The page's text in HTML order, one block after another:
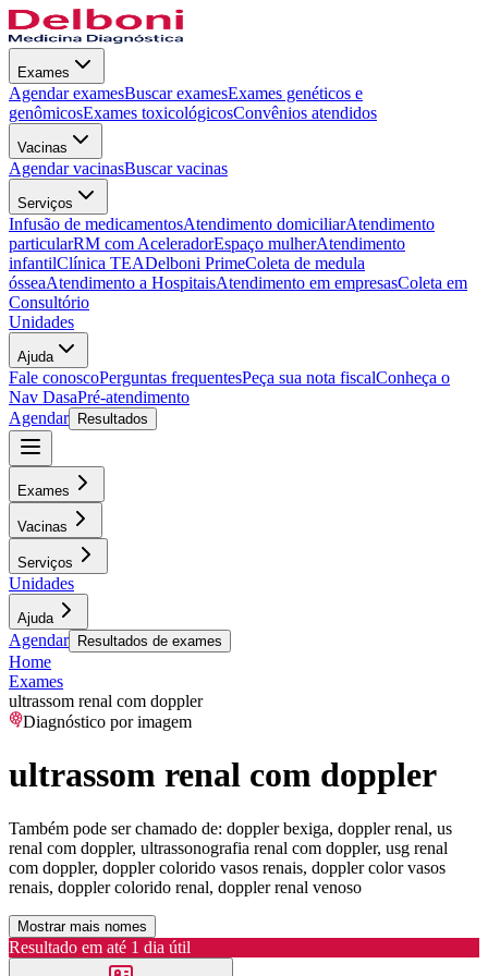
Exames
Agendar examesBuscar examesExames genéticos e
genômicosExames toxicológicosConvênios atendidos
Vacinas
Agendar vacinasBuscar vacinas
Serviços
Infusão de medicamentosAtendimento domiciliarAtendimento
particularRM com AceleradorEspaço mulherAtendimento
infantilClínica TEADelboni PrimeColeta de medula
ósseaAtendimento a HospitaisAtendimento em empresasColeta em
Consultório
Unidades
Ajuda
Fale conoscoPerguntas frequentesPeça sua nota fiscalConheça o
Nav DasaPré-atendimento
Agendar
Resultados
Exames
Vacinas
Serviços
Unidades
Ajuda
Agendar Resultados de exames
Home
Exames
ultrassom renal com doppler
Diagnóstico por imagem
ultrassom renal com doppler
Também pode ser chamado de: doppler bexiga, doppler renal, us
renal com doppler, ultrassonografia renal com doppler, usg renal
com doppler, doppler colorido vasos renais, doppler color vasos
renais, doppler colorido renal, doppler renal venoso
Mostrar mais nomes
Resultado em até 1 dia útil